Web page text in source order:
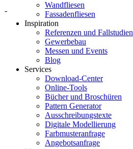
-
Wandfliesen
Fassadenfliesen
Inspiration
Referenzen und Fallstudien
Gewerbebau
Messen und Events
Blog
Services
Download-Center
Online-Tools
Bücher und Broschüren
Pattern Generator
Ausschreibungstexte
Digitale Modellierung
Farbmusteranfrage
Angebotsanfrage